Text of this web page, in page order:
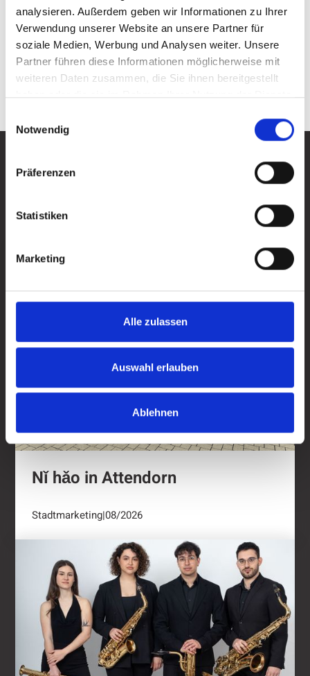
analysieren. Außerdem geben wir Informationen zu Ihrer
Verwendung unserer Website an unsere Partner für
soziale Medien, Werbung und Analysen weiter. Unsere
Partner führen diese Informationen möglicherweise mit
weiteren Daten zusammen, die Sie ihnen bereitgestellt
haben oder die sie im Rahmen Ihrer Nutzung der Dienste
Notwendig
Präferenzen
Statistiken
Marketing
Alle zulassen
Auswahl erlauben
Ablehnen
Kontakt
Hier ist immer etwas los!
Alle News ansehen
Alle News ansehen
Nǐ hǎo in Attendorn
Nǐ hǎo in Attendorn
Stadtmarketing|08/2026
Kulturring Attendorn mit vielseitigem